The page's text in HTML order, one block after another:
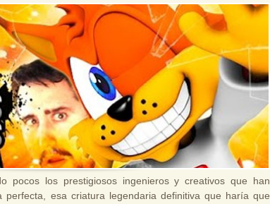
pocos los prestigiosos ingenieros y creativos que han
perfecta, esa criatura legendaria definitiva que haría que